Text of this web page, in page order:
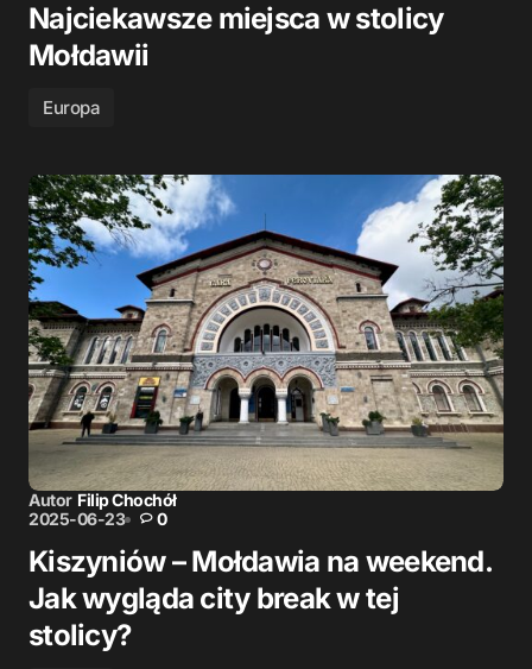
Najciekawsze miejsca w stolicy
Mołdawii
Europa
Autor Filip Chochół
2025-06-23
0
Kiszyniów – Mołdawia na weekend.
Jak wygląda city break w tej
stolicy?